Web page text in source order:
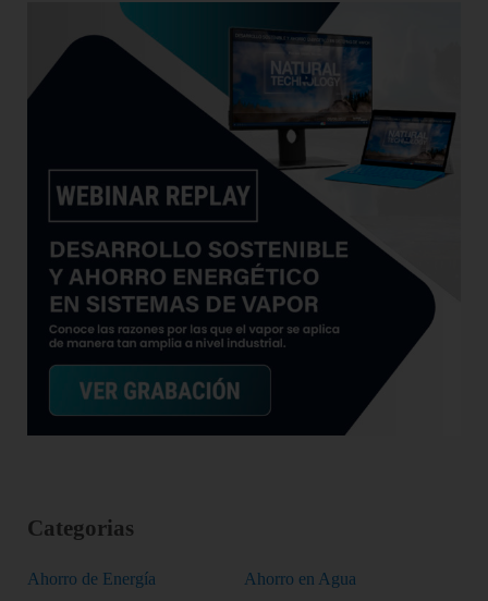
Categorias
Ahorro de Energía
Ahorro en Agua